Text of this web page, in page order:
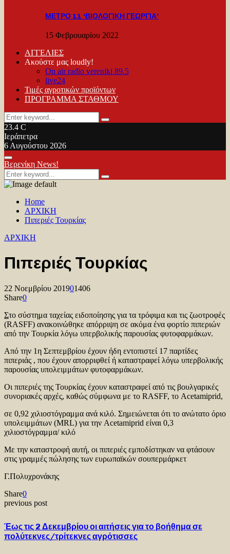
ΜΕΤΡΟ 11 ‘ΒΙΟΛΟΓΙΚΗ ΓΕΩΡΓΙΑ’
15 Φεβρουαρίου 2022
ΑΓΓΕΛΙΕΣ
Ακούστε μας loudly!
On air radio vereniki 89.5
live24
Τιμές αγροτικών προϊόντων
ΠΡΟΓΡΑΜΜΑ ΣΤΑΘΜΟΥ
Search
for:
Search
23.4 C
Ιεράπετρα
6 Αυγούστου 2026
Facebook
Twitter
Youtube
Primary
Menu
Βερενίκη News!
Search
for:
Search
Home
ΑΡΧΙΚΗ
Πιπεριές Τουρκίας
ΑΡΧΙΚΗ
Πιπεριές Τουρκίας
22 Νοεμβρίου 201901406
Share0
Στο σύστημα ταχείας ειδοποίησης για τα τρόφιμα και τις ζωοτροφές
(RASFF) ανακοινώθηκε απόρριψη σε ακόμα ένα φορτίο πιπεριών
από την Τουρκία λόγω υπερβολικής παρουσίας φυτοφαρμάκων.
Από την 1η Σεπτεμβρίου έχουν ήδη εντοπιστεί 17 παρτίδες
πιπεριάς , που έχουν απορριφθεί ή καταστραφεί λόγω υπερβολικής
παρουσίας υπολειμμάτων φυτοφαρμάκων.
Οι πιπεριές της Τουρκίας έχουν καταστραφεί από τις βουλγαρικές
συνοριακές αρχές, καθώς σύμφωνα με το RASFF, το Acetamiprid,
σε 0,92 χιλιοστόγραμμα ανά κιλό. Σημειώνεται ότι το ανώτατο όριο
υπολειμμάτων (MRL) για την Acetamiprid είναι 0,3
χιλιοστόγραμμα/ κιλό
Με την καταστροφή αυτή, οι πιπεριές εμποδίστηκαν να φτάσουν
στις γραμμές πώλησης των ευρωπαϊκών σουπερμάρκετ
Γ.Πολυχρονάκης
Share0
previous post
Έως τις 2 Δεκεμβρίου οι αιτήσεις για το βοήθημα σε
πολύτεκνες/τρίτεκνες αγρότισσες